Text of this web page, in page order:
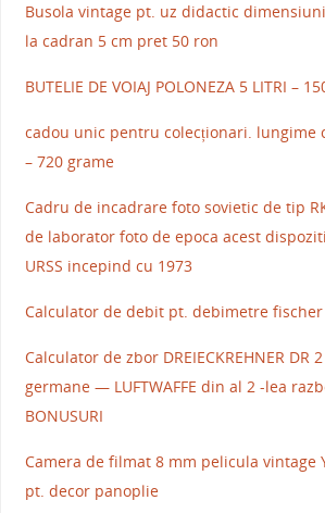
Busola vintage pt. uz didactic
la cadran 5 cm pret 50 ron
BUTELIE DE VOIAJ POLONEZA 5 LITRI –
cadou unic pentru colecționari. lungime
– 720 grame
Cadru de incadrare foto sovietic de tip
de laborator foto de epoca acest
URSS incepind cu 1973
Calculator de debit pt. debimetre
Calculator de zbor DREIECKREHNER
germane — LUFTWAFFE din al 2 -lea
BONUSURI
Camera de filmat 8 mm pelicula vintage
pt. decor panoplie